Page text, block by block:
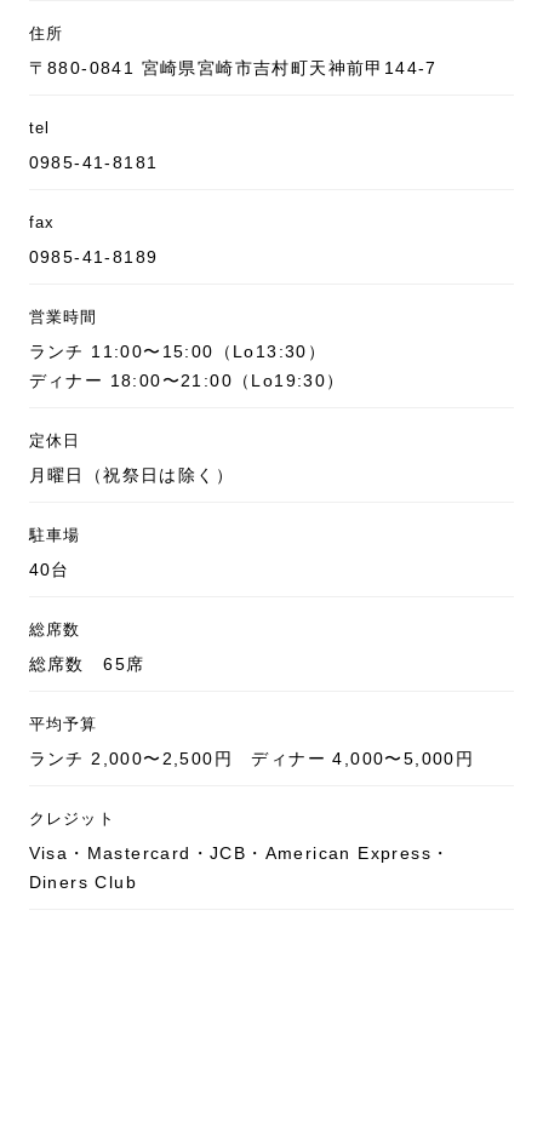
住所
〒880-0841 宮崎県宮崎市吉村町天神前甲144-7
tel
0985-41-8181
fax
0985-41-8189
営業時間
ランチ 11:00〜15:00（Lo13:30）
ディナー 18:00〜21:00（Lo19:30）
定休日
月曜日（祝祭日は除く）
駐車場
40台
総席数
総席数 65席
平均予算
ランチ 2,000〜2,500円 ディナー 4,000〜5,000円
クレジット
Visa・Mastercard・JCB・American Express・
Diners Club